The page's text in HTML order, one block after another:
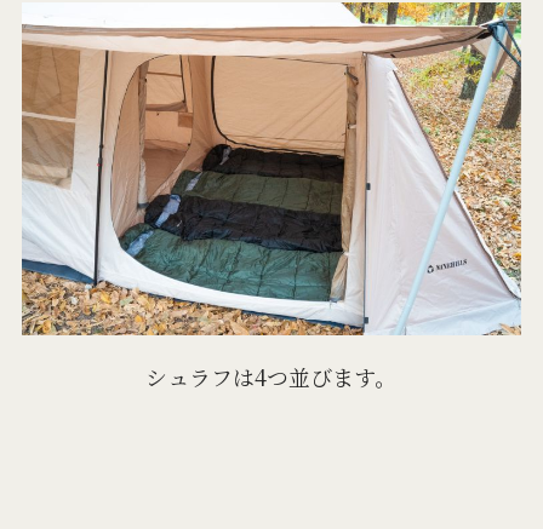
シュラフは4つ並びます。